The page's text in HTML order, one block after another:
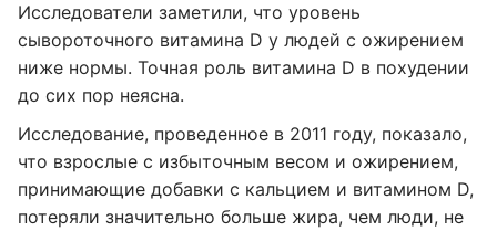
Исследователи заметили, что уровень
сывороточного витамина D у людей с ожирением
ниже нормы. Точная роль витамина D в похудении
до сих пор неясна.
Исследование, проведенное в 2011 году, показало,
что взрослые с избыточным весом и ожирением,
принимающие добавки с кальцием и витамином D,
потеряли значительно больше жира, чем люди, не